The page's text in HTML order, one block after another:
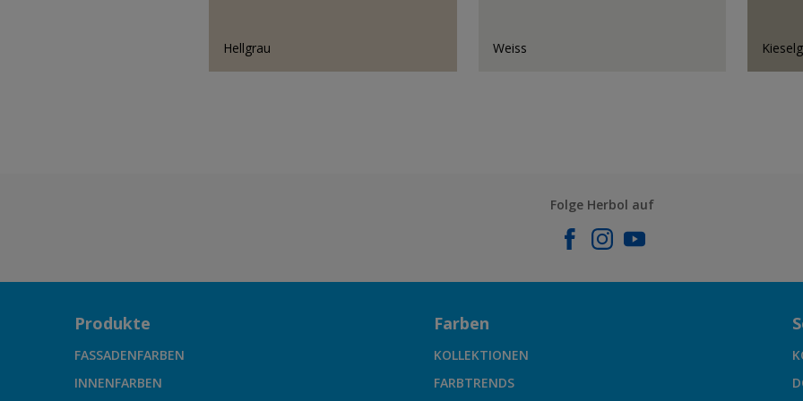
Hellgrau Weiss
Folge Herbol auf
Produkte
FASSADENFARBEN
INNENFARBEN
Farben
KOLLEKTIONEN
FARBTRENDS